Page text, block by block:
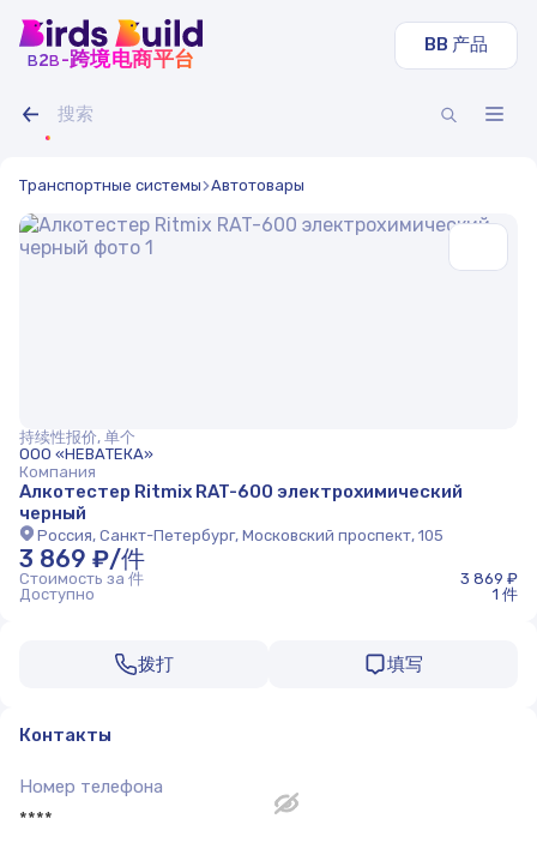
b2b-跨境电商平台
BB 产品
Транспортные системы Автотовары
持续性报价, 单个
ООО «НЕВАТЕКА»
Компания
Алкотестер Ritmix RAT-600 электрохимический
черный
Россия, Санкт-Петербург, Московский проспект, 105
3 869 ₽/件
Стоимость за 件
3 869 ₽
Доступно
1 件
拨打 填写
Контакты
Номер телефона
****